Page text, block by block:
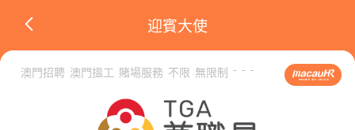
迎賓大使
澳門招聘 澳門搵工 賭場服務 不限 無限制 - - -